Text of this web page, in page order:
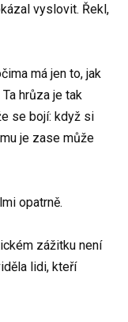
vyslovit. Řekl,
má jen to, jak
hrůza je tak
se bojí: když si
je zase může
opatrně.
zážitku není
lidi, kteří